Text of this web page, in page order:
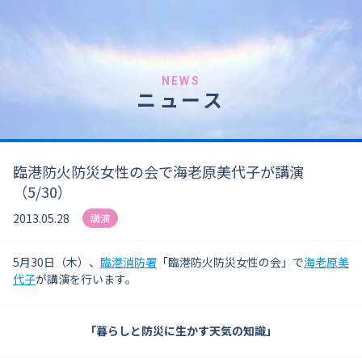
NEWS
ニュース
臨港防火防災女性の会で海老原美代子が講演
（5/30）
2013.05.28 講演
5月30日（木）、 臨港消防署 「臨港防火防災女性の会」で海老原美
代子が講演を行います。
「暮らしと防災に生かす天気の知識」